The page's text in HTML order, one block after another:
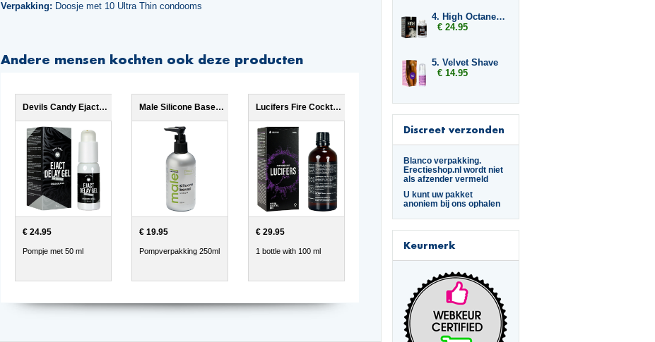
Verpakking: Doosje met 10 Ultra Thin condooms
Andere mensen kochten ook deze producten
Devils Candy Ejact Delay Gel
€ 24.95
Pompje met 50 ml
Male Silicone Based 250ml
€ 19.95
Pompverpakking 250ml
Lucifers Fire Cocktail Mix
€ 29.95
1 bottle with 100 ml
4. High Octane Dynamite
€ 24.95
5. Velvet Shave
€ 14.95
Discreet verzonden
Blanco verpakking.
Erectieshop.nl wordt niet
als afzender vermeld
U kunt uw pakket
anoniem bij ons ophalen
Keurmerk